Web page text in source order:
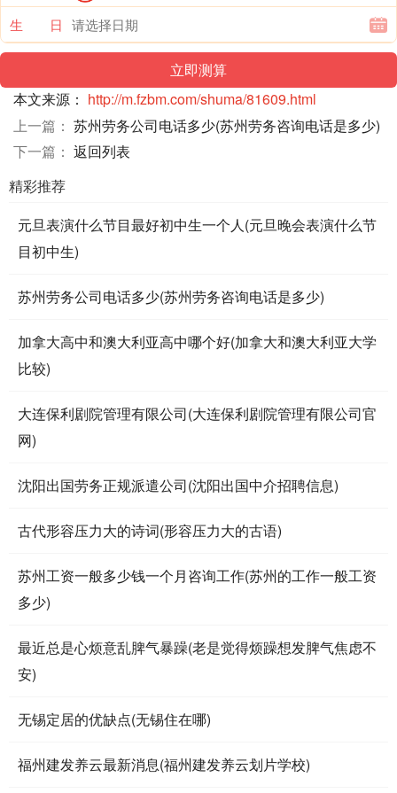
生 日
本文来源： http://m.fzbm.com/shuma/81609.html
上一篇： 苏州劳务公司电话多少(苏州劳务咨询电话是多少)
下一篇： 返回列表
精彩推荐
元旦表演什么节目最好初中生一个人(元旦晚会表演什么节
目初中生)
苏州劳务公司电话多少(苏州劳务咨询电话是多少)
加拿大高中和澳大利亚高中哪个好(加拿大和澳大利亚大学
比较)
大连保利剧院管理有限公司(大连保利剧院管理有限公司官
网)
沈阳出国劳务正规派遣公司(沈阳出国中介招聘信息)
古代形容压力大的诗词(形容压力大的古语)
苏州工资一般多少钱一个月咨询工作(苏州的工作一般工资
多少)
最近总是心烦意乱脾气暴躁(老是觉得烦躁想发脾气焦虑不
安)
无锡定居的优缺点(无锡住在哪)
福州建发养云最新消息(福州建发养云划片学校)